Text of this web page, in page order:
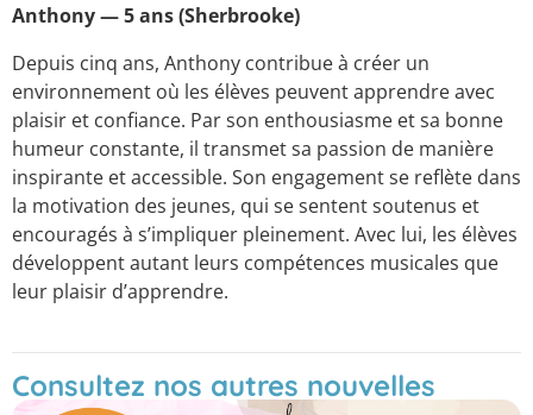
Anthony — 5 ans (Sherbrooke)
Depuis cinq ans, Anthony contribue à créer un
environnement où les élèves peuvent apprendre avec
plaisir et confiance. Par son enthousiasme et sa bonne
humeur constante, il transmet sa passion de manière
inspirante et accessible. Son engagement se reflète dans
la motivation des jeunes, qui se sentent soutenus et
encouragés à s’impliquer pleinement. Avec lui, les élèves
développent autant leurs compétences musicales que
leur plaisir d’apprendre.
Consultez nos autres nouvelles